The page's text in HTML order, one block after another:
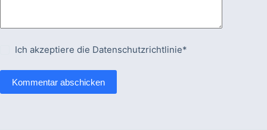
Ich akzeptiere die Datenschutzrichtlinie*
Kommentar abschicken